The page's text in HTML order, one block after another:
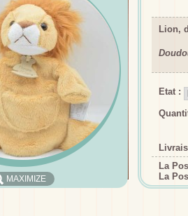
MAXIMIZE
Lion,
Etat :
La
La